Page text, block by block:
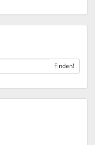
Finden!